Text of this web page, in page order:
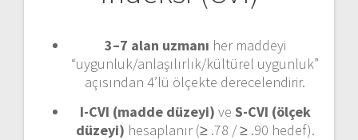
3–7 alan uzmanı her maddeyi
“uygunluk/anlaşılırlık/kültürel uygunluk”
açısından 4’lü ölçekte derecelendirir.
I-CVI (madde düzeyi) ve S-CVI (ölçek
düzeyi) hesaplanır (≥ .78 / ≥ .90 hedef).